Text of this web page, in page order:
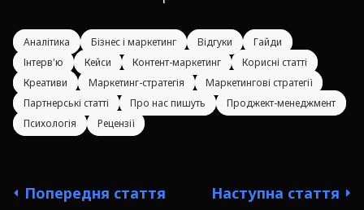
Аналітика Бізнес і маркетинг Відгуки
Гайди
Інтерв'ю
Кейси Контент-маркетинг
Корисні статті
Креативи
Маркетинг-стратегія
Маркетингові стратегії
Партнерські статті
Про нас пишуть
Проджект-менеджмент
Психологія
Рецензії
Попередня стаття Наступна стаття